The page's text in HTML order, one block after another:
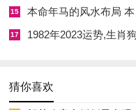
其作用方式不如冲克那般
上制造隔阂与算计，生肖
石，令事业的发展受到无形
15 本命年马的风水布局 本命年马的佛像怎么摆放
17 1982年2023运势,生肖狗1982年2023运势
猜你喜欢